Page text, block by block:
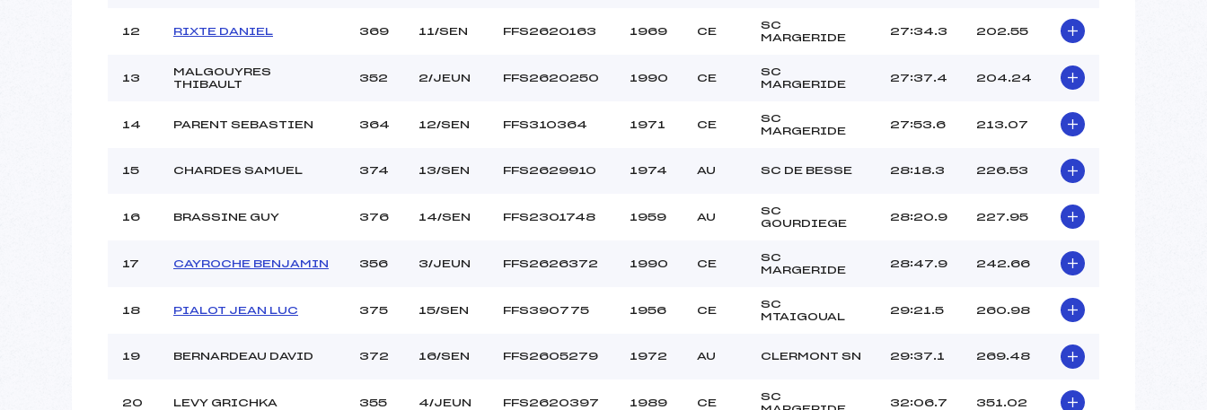
12 RIXTE DANIEL 369 11/SEN FFS2620163 1969 CE
SC
MARGERIDE
27:34.3 202.55
13
MALGOUYRES
THIBAULT
352 2/JEUN FFS2620250 1990 CE
SC
MARGERIDE
27:37.4 204.24
14 PARENT SEBASTIEN 364 12/SEN FFS310364 1971 CE
SC
MARGERIDE
27:53.6 213.07
15 CHARDES SAMUEL 374 13/SEN FFS2629910 1974 AU SC DE BESSE 28:18.3 226.53
16 BRASSINE GUY 376 14/SEN FFS2301748 1959 AU
SC
GOURDIEGE
28:20.9 227.95
17 CAYROCHE BENJAMIN 356 3/JEUN FFS2626372 1990 CE
SC
MARGERIDE
28:47.9 242.66
18 PIALOT JEAN LUC 375 15/SEN FFS390775 1956 CE
SC
MTAIGOUAL
29:21.5 260.98
19 BERNARDEAU DAVID 372 16/SEN FFS2605279 1972 AU CLERMONT SN 29:37.1 269.48
20 LEVY GRICHKA 355 4/JEUN FFS2620397 1989 CE
SC
32:06.7 351.02